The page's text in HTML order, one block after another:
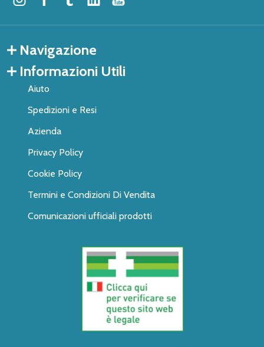
Navigazione
Informazioni Utili
Aiuto
Spedizioni e Resi
Azienda
Privacy Policy
Cookie Policy
Termini e Condizioni Di Vendita
Comunicazioni ufficiali prodotti